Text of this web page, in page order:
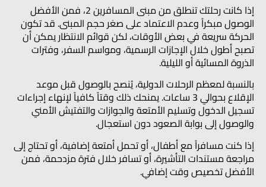
إذا كانت رحلتك تنطلق من مبنى المسافرين 2، فمن الأفضل
الوصول مبكراً وعدم الاعتماد على صغر حجم المبنى. قد تكون
الحركة سريعة في بعض الأوقات، لكن قوائم الانتظار يمكن أن
تصبح أطول خلال الإجازات الرسمية، ومواسم السفر، وفترات
الذروة المسائية أو الليلية.
بالنسبة لمعظم الرحلات الدولية، يُنصح بالوصول قبل موعد
الإقلاع بحوالي3 ساعات . يمنحك ذلك وقتاً كافياً لإنهاء إجراءات
تسجيل الدخول وتسليم الأمتعة والجوازات والتفتيش الأمني
والوصول إلى بوابة الصعود دون استعجال.
إذا كنت مسافراً مع أطفال، أو تحمل أمتعة إضافية، أو تحتاج إلى
مراجعة مستندات التأشيرة، أو تسافر خلال فترة مزدحمة، فمن
الأفضل تخصيص وقت إضافي.